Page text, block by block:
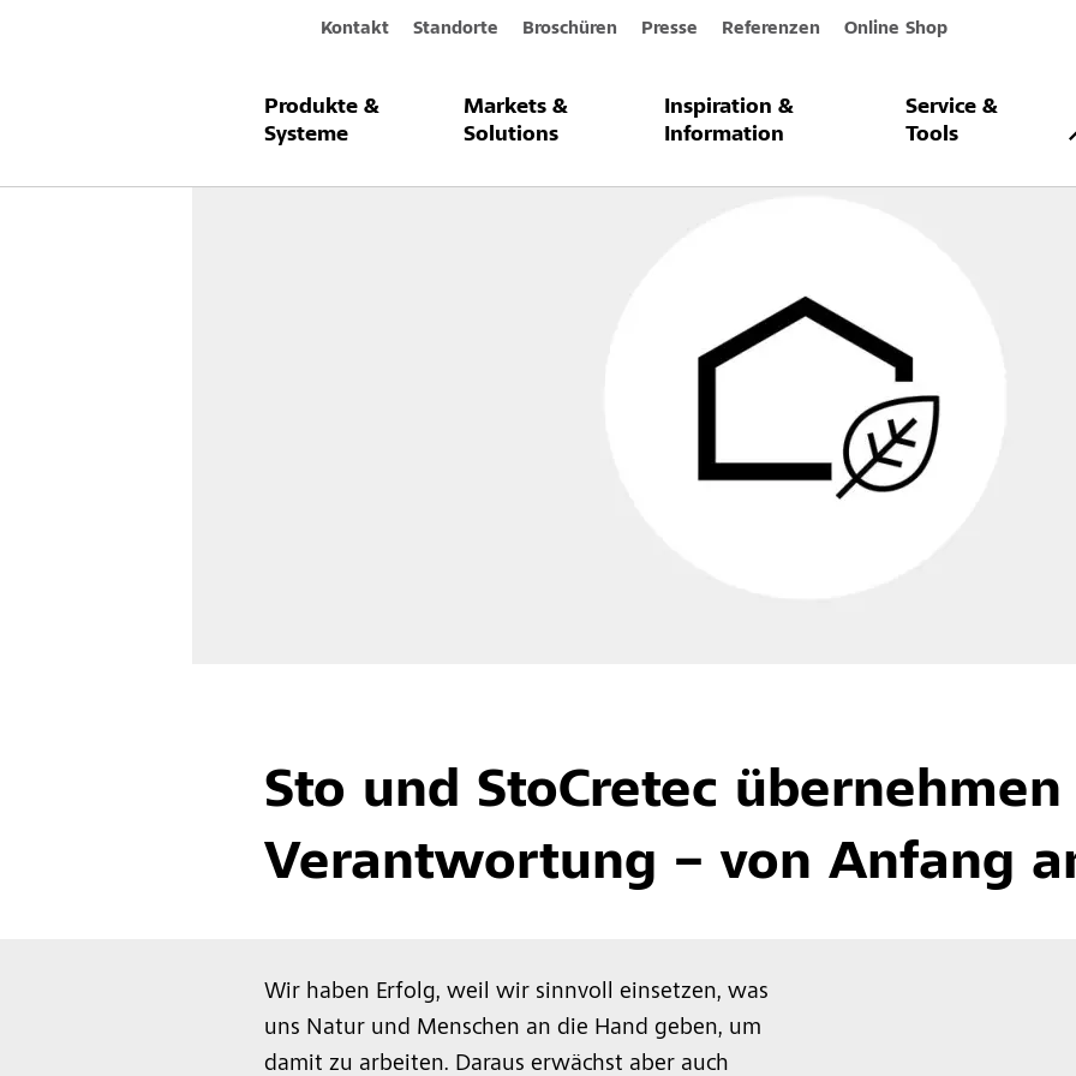
Kontakt Standorte Broschüren Presse Referenzen Online Shop
Produkte &
Systeme
Markets &
Solutions
Inspiration &
Information
Service &
Tools
Service & Tools Umwelt und nachhaltiges Bauen Nachhaltigkeit
Sto und StoCretec übernehmen
Verantwortung – von Anfang
Wir haben Erfolg, weil wir sinnvoll einsetzen, was
uns Natur und Menschen an die Hand geben, um
damit zu arbeiten. Daraus erwächst aber auch